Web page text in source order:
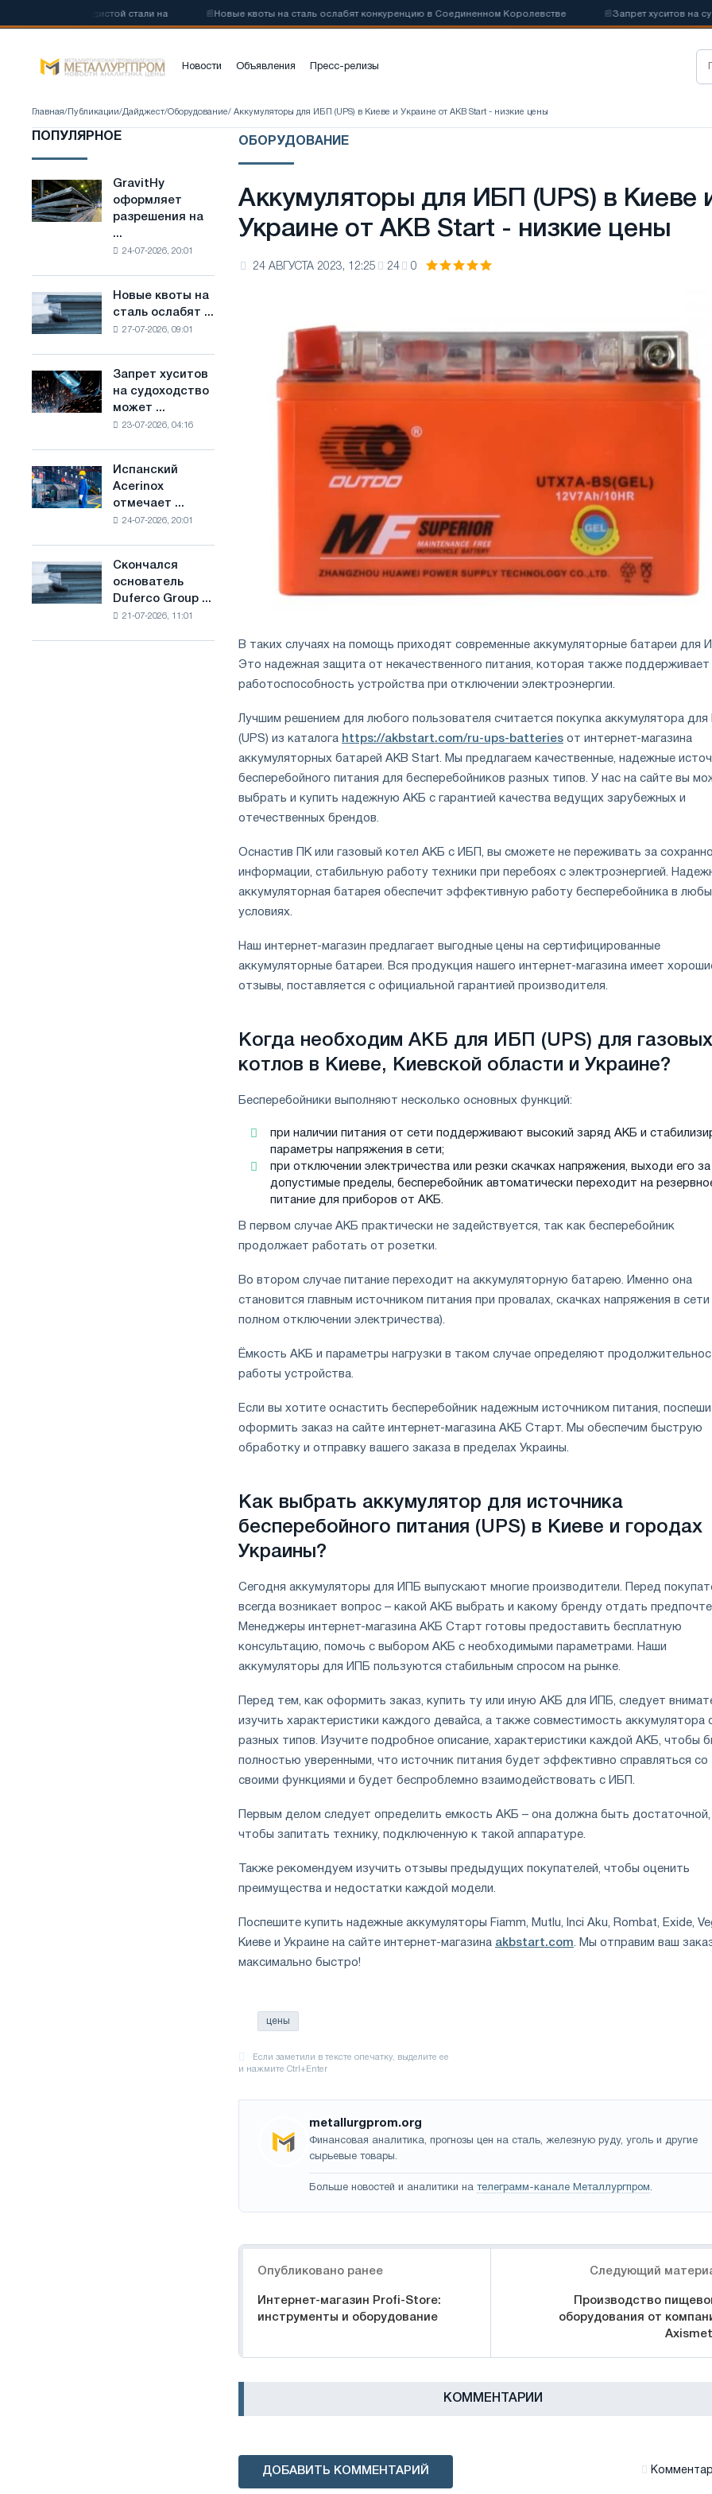
стали на 📰 Новые квоты на сталь ослабят конкуренцию в Соединенном Королевстве 📰 Запрет хуситов на
Новости Объявления Пресс-релизы
Главная/ Публикации/Дайджест/Оборудование/ Аккумуляторы для ИБП (UPS) в Киеве и Украине от AKB Start - низкие цены
ПОПУЛЯРНОЕ
GravitHy
оформляет
разрешения
строительство
производству
низкоуглеродистой
на
основе
водорода
во
GravitHy
оформляет
разрешения на
...
24-07-2026, 20:01
Новые
квоты
на
конкуренцию
в
Новые квоты на
сталь ослабят ...
27-07-2026, 09:01
Запрет
хуситов
на
импорт
Саудовской
Запрет хуситов
на судоходство
может ...
23-07-2026, 04:16
Испанский
Acerinox
отмечает
положительную
втором
полугодии
мерам
Испанский
Acerinox
отмечает ...
24-07-2026, 20:01
Скончался
основатель
Duferco
Скончался
основатель
Duferco Group ...
21-07-2026, 11:01
ОБОРУДОВАНИЕ
Аккумуляторы для ИБП (UPS) в Киеве
Украине от AKB Start - низкие цены
24 АВГУСТА 2023, 12:25 24 0
В таких случаях на помощь приходят современные аккумуляторные батареи для
Это надежная защита от некачественного питания, которая также поддерживает
работоспособность устройства при отключении электроэнергии.
Лучшим решением для любого пользователя считается покупка аккумулятора для
(UPS) из каталога https://akbstart.com/ru-ups-batteries от интернет-магазина
аккумуляторных батарей AKB Start. Мы предлагаем качественные, надежные
бесперебойного питания для бесперебойников разных типов. У нас на сайте вы
выбрать и купить надежную АКБ с гарантией качества ведущих зарубежных и
отечественных брендов.
Оснастив ПК или газовый котел АКБ с ИБП, вы сможете не переживать за
информации, стабильную работу техники при перебоях с электроэнергией.
аккумуляторная батарея обеспечит эффективную работу бесперебойника в
условиях.
Наш интернет-магазин предлагает выгодные цены на сертифицированные
аккумуляторные батареи. Вся продукция нашего интернет-магазина имеет
отзывы, поставляется с официальной гарантией производителя.
Когда необходим АКБ для ИБП (UPS) для газовых
котлов в Киеве, Киевской области и Украине?
Бесперебойники выполняют несколько основных функций:
при наличии питания от сети поддерживают высокий заряд АКБ и
параметры напряжения в сети;
при отключении электричества или резки скачках напряжения, выходи его за
допустимые пределы, бесперебойник автоматически переходит на
питание для приборов от АКБ.
В первом случае АКБ практически не задействуется, так как бесперебойник
продолжает работать от розетки.
Во втором случае питание переходит на аккумуляторную батарею. Именно она
становится главным источником питания при провалах, скачках напряжения в сети
полном отключении электричества).
Ёмкость АКБ и параметры нагрузки в таком случае определяют
работы устройства.
Если вы хотите оснастить бесперебойник надежным источником питания,
оформить заказ на сайте интернет-магазина АКБ Старт. Мы обеспечим быструю
обработку и отправку вашего заказа в пределах Украины.
Как выбрать аккумулятор для источника
бесперебойного питания (UPS) в Киеве и городах
Украины?
Сегодня аккумуляторы для ИПБ выпускают многие производители. Перед
всегда возникает вопрос – какой АКБ выбрать и какому бренду отдать
Менеджеры интернет-магазина АКБ Старт готовы предоставить бесплатную
консультацию, помочь с выбором АКБ с необходимыми параметрами. Наши
аккумуляторы для ИПБ пользуются стабильным спросом на рынке.
Перед тем, как оформить заказ, купить ту или иную АКБ для ИПБ, следует
изучить характеристики каждого девайса, а также совместимость аккумулятора
разных типов. Изучите подробное описание, характеристики каждой АКБ, чтобы
полностью уверенными, что источник питания будет эффективно справляться со
своими функциями и будет беспроблемно взаимодействовать с ИБП.
Первым делом следует определить емкость АКБ – она должна быть достаточной,
чтобы запитать технику, подключенную к такой аппаратуре.
Также рекомендуем изучить отзывы предыдущих покупателей, чтобы оценить
преимущества и недостатки каждой модели.
Поспешите купить надежные аккумуляторы Fiamm, Mutlu, Inci Aku, Rombat, Exide,
Киеве и Украине на сайте интернет-магазина akbstart.com. Мы отправим ваш
максимально быстро!
цены
metallurgprom.org
Финансовая аналитика, прогнозы цен на сталь, железную руду, уголь и другие
сырьевые товары.
Больше новостей и аналитики на телеграмм-канале Металлургпром.
Опубликовано ранее
Интернет-магазин Profi-Store:
инструменты и оборудование
Следующий
Производство
оборудования от
КОММЕНТАРИИ
ДОБАВИТЬ КОММЕНТАРИЙ